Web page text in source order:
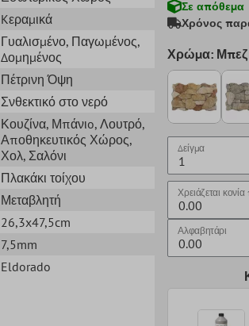
Kεραμικά
Γυαλισμένο, Παγωμένος,
Δομημένος
Πέτρινη Όψη
Σνθεκτικό στο νερό
Κουζίνα, Μπάνιo, Λουτρό,
Αποθηκευτικός Χώρος,
Χολ, Σαλόνι
Πλακάκι τοίχου
Μεταβλητή
26,3x47,5cm
7,5mm
Eldorado
Σε απόθεμα
Χρόνος
Χρώμα: Μπεζ
Δείγμα
Χρειάζεται
Αλφαβητάρι